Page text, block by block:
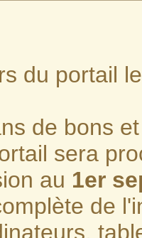
du portail
de bons
sera
au 1er
de